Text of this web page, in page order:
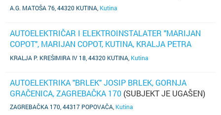
A.G. MATOŠA 76, 44320 KUTINA Kutina
AUTOELEKTRIČAR I ELEKTROINSTALATER "MARIJAN
COPOT", MARIJAN COPOT, KUTINA, KRALJA PETRA
KREŠIMIRA IV 18 (SUBJEKT JE UGAŠEN)
KRALJA P. KREŠIMIRA IV 18, 44320 KUTINA Kutina
AUTOELEKTRIKA "BRLEK" JOSIP BRLEK, GORNJA
GRAČENICA, ZAGREBAČKA 170 (SUBJEKT JE UGAŠEN)
ZAGREBAČKA 170, 44317 POPOVAČA Kutina